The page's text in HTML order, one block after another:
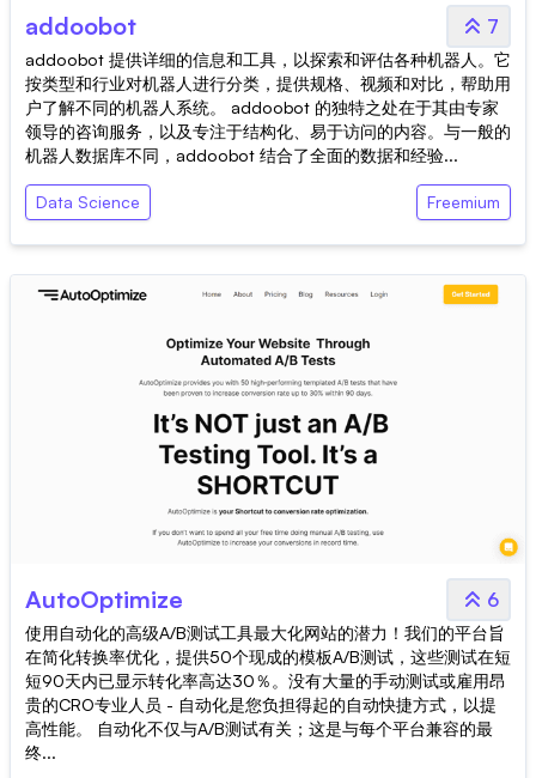
addoobot 7
addoobot 提供详细的信息和工具，以探索和评估各种机器人。它
按类型和行业对机器人进行分类，提供规格、视频和对比，帮助用
户了解不同的机器人系统。 addoobot 的独特之处在于其由专家
领导的咨询服务，以及专注于结构化、易于访问的内容。与一般的
机器人数据库不同，addoobot 结合了全面的数据和经验...
Data Science Freemium
AutoOptimize 6
使用自动化的高级A/B测试工具最大化网站的潜力！我们的平台旨
在简化转换率优化，提供50个现成的模板A/B测试，这些测试在短
短90天内已显示转化率高达30％。没有大量的手动测试或雇用昂
贵的CRO专业人员 - 自动化是您负担得起的自动快捷方式，以提
高性能。 自动化不仅与A/B测试有关；这是与每个平台兼容的最
终...